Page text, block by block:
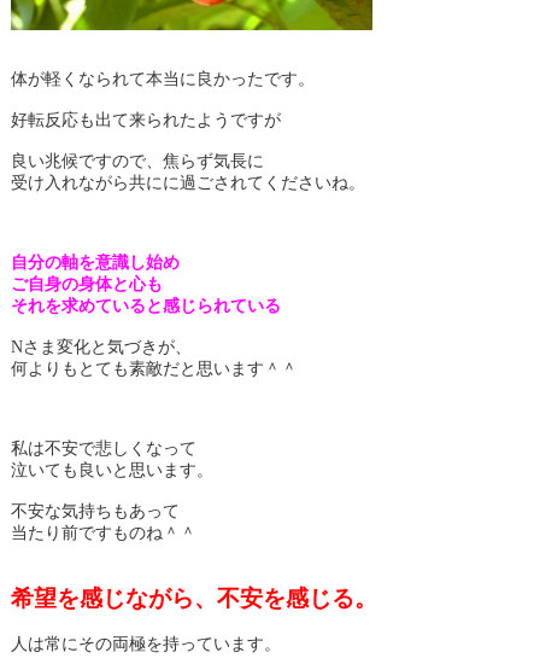
体が軽くなられて本当に良かったです。
好転反応も出て来られたようですが
良い兆候ですので、焦らず気長に
受け入れながら共にに過ごされてくださいね。
自分の軸を意識し始め
ご自身の身体と心も
それを求めていると感じられている
Nさま変化と気づきが、
何よりもとても素敵だと思います＾＾
私は不安で悲しくなって
泣いても良いと思います。
不安な気持ちもあって
当たり前ですものね＾＾
希望を感じながら、不安を感じる。
人は常にその両極を持っています。